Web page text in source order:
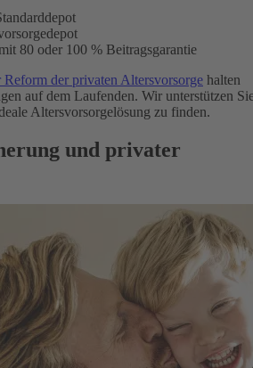
80 oder 100 % Beitragsgarantie
Reform der privaten Altersvorsorge halten
auf dem Laufenden. Wir unterstützen
Altersvorsorgelösung zu finden.
und privater